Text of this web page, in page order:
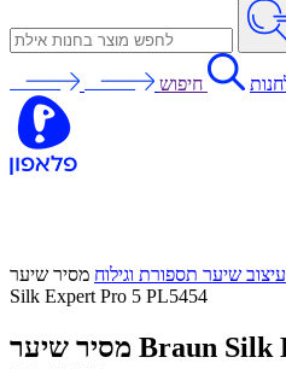
חיפוש
עיצוב שיער תספורת וגילוח מסיר שיער Braun
Silk Expert Pro 5 PL5454
מסיר שיער Braun Silk Expert Pro 5